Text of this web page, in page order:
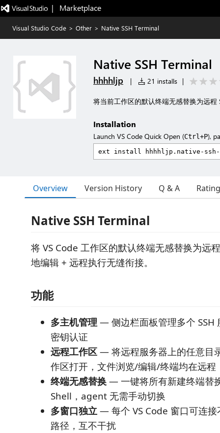
|   Marketplace
Visual Studio Code > Other > Native SSH Terminal
Native SSH Terminal
hhhhljp | 21 installs |
将当前工作区的默认终端无感替换为远
Installation
Launch VS Code Quick Open (Ctrl+P),
Overview Version History Q & A
Native SSH Terminal
将 VS Code 工作区的默认终端无感替换为远
地编辑 + 远程执行无缝衔接。
功能
多主机管理 — 侧边栏面板管理多个 SSH
密钥认证
远程工作区— 将远程服务器上的任意目
作区打开，文件浏览/编辑/终端均在远程
终端无感替换— 一键将所有新建终端替
Shell，agent 无需手动切换
多窗口独立— 每个 VS Code 窗口可连
路径，互不干扰